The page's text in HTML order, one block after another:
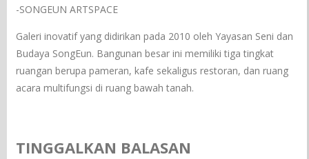
-SONGEUN ARTSPACE
Galeri inovatif yang didirikan pada 2010 oleh Yayasan Seni dan
Budaya SongEun. Bangunan besar ini memiliki tiga tingkat
ruangan berupa pameran, kafe sekaligus restoran, dan ruang
acara multifungsi di ruang bawah tanah.
TINGGALKAN BALASAN